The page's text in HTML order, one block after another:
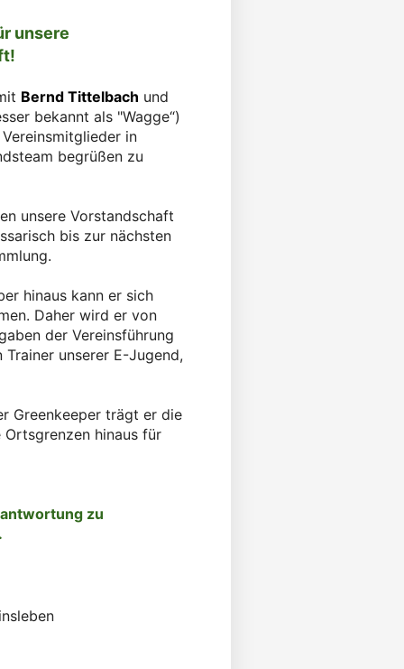
unsere
Bernd Tittelbach und
bekannt als "Wagge“)
in
begrüßen zu
unsere Vorstandschaft
bis zur nächsten
hinaus kann er sich
Daher wird er von
der Vereinsführung
unserer E-Jugend,
Greenkeeper trägt er die
hinaus für
zu